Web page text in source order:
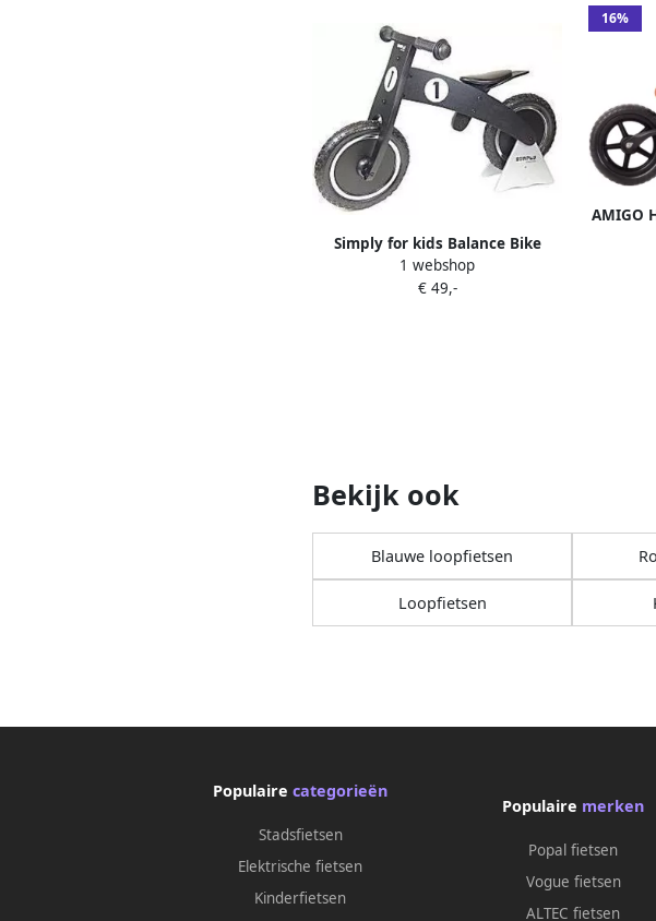
Simply for kids Balance Bike
Black Houten Loopfiets Met Anti-
Lek Band
1 webshop
€ 49,-
16%
AMIGO
Bekijk ook
Blauwe loopfietsen
Loopfietsen
Populairecategorieën
Stadsfietsen
Elektrische fietsen
Kinderfietsen
Populaire merken
Popal fietsen
Vogue fietsen
ALTEC fietsen